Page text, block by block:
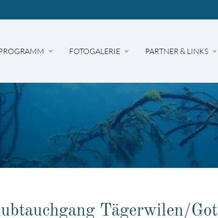
expand_more FOTOGALERIE expand_more PARTNER & LINKS expand_more
Tägerwilen/